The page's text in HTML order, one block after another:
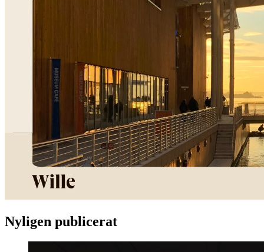
Nyligen publicerat